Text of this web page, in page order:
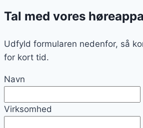
Tal med vores
Udfyld formularen nedenfor, så
for kort tid.
Navn
Virksomhed